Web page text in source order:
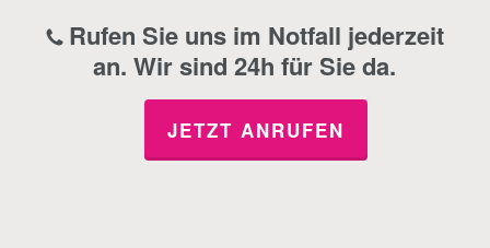
Rufen Sie uns im Notfall jederzeit
an. Wir sind 24h für Sie da.
JETZT ANRUFEN